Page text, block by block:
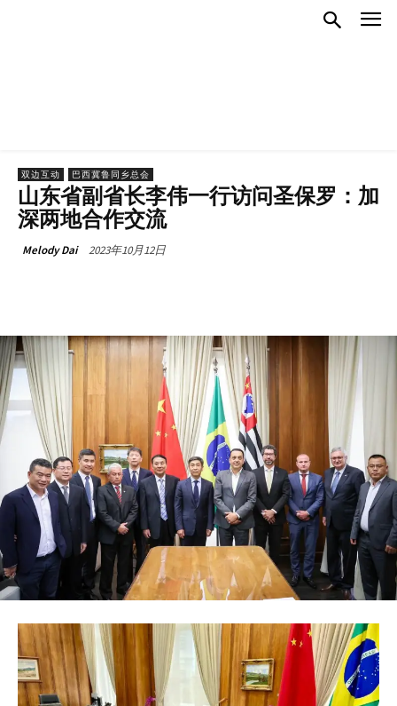
双边互动 巴西冀鲁同乡总会
山东省副省长李伟一行访问圣保罗：加
深两地合作交流
Melody Dai 2023年10月12日